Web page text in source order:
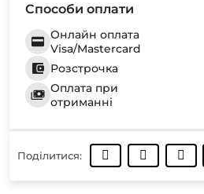
Способи оплати
Онлайн оплата
Visa/Mastercard
Розстрочка
Оплата при
отриманні
Поділитися: